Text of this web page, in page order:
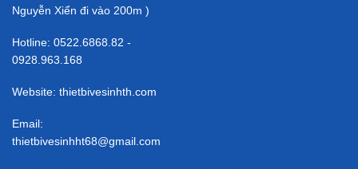
Nguyễn Xiển đi vào 200m )
Hotline: 0522.6868.82 -
0928.963.168
Website: thietbivesinhth.com
Email:
thietbivesinhht68@gmail.com